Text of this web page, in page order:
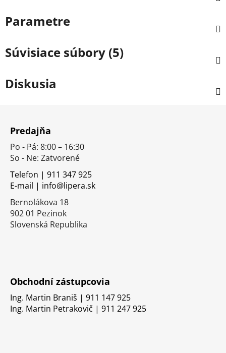
Parametre
Súvisiace súbory (5)
Diskusia
Predajňa
Po - Pá: 8:00 – 16:30
So - Ne: Zatvorené
Telefon | 911 347 925
E-mail | info@lipera.sk
Bernolákova 18
902 01 Pezinok
Slovenská Republika
Obchodní zástupcovia
Ing. Martin Braniš | 911 147 925
Ing. Martin Petrakovič | 911 247 925